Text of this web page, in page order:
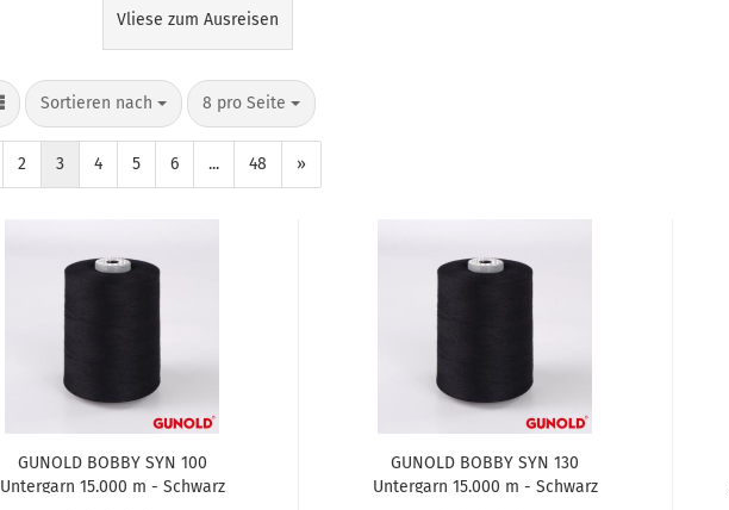
Vliese zum Ausreisen
Sortieren nach 8 pro Seite
2 3 4 5 6 ... 48 »
GUNOLD BOBBY SYN 100
Untergarn 15.000 m - Schwarz
GUNOLD BOBBY SYN 130
Untergarn 15.000 m - Schwarz